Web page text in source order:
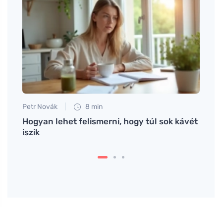
Petr Novák 8 min
Hogyan lehet felismerni, hogy túl sok kávét
iszik